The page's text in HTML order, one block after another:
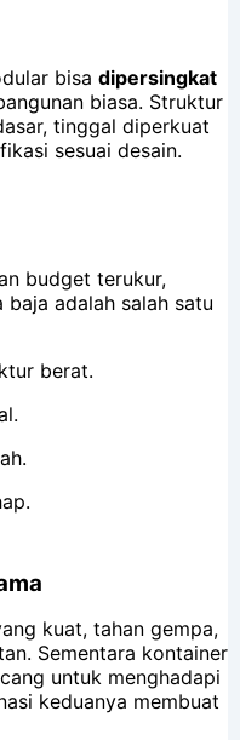
bisa dipersingkat
biasa. Struktur
tinggal diperkuat
sesuai desain.
budget terukur,
adalah salah satu
berat.
kuat, tahan gempa,
Sementara kontainer
untuk menghadapi
keduanya membuat